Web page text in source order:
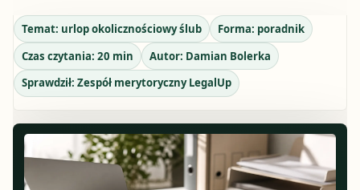
Temat: urlop okolicznościowy ślub Forma: poradnik
Czas czytania: 20 min Autor: Damian Bolerka
Sprawdził: Zespół merytoryczny LegalUp